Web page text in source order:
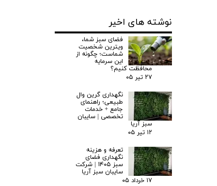
نوشته های اخیر
فضای سبز شما،
ویترین شخصیت
شماست؛ چگونه از
این سرمایه
محافظت کنیم؟
۲۷ تیر ۰۵
نگهداری گرین وال
طبیعی؛ راهنمای
جامع + خدمات
تخصصی | سایبان
سبز آریا
۱۲ تیر ۰۵
تعرفه و هزینه
نگهداری فضای
سبز ۱۴۰۵ | شرکت
سایبان سبز آریا
۱۷ خرداد ۰۵